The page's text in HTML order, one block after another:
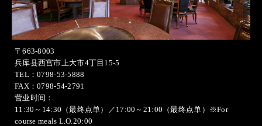
〒663-8003
兵库县西宫市上大市4丁目15-5
TEL：0798-53-5888
FAX：0798-54-2791
营业时间：
11:30～14:30（最终点单）／17:00～21:00（最终点单）※For
course meals L.O.20:00